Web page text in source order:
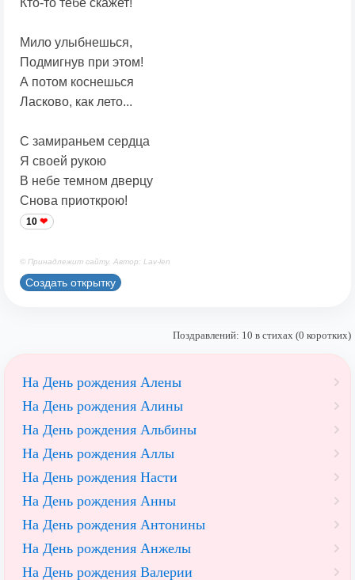
Кто-то тебе скажет!
Мило улыбнешься,
Подмигнув при этом!
А потом коснешься
Ласково, как лето...
С замираньем сердца
Я своей рукою
В небе темном дверцу
Снова приоткрою!
10
© Принадлежит сайту. Автор: Lav-len
Создать открытку
Поздравлений: 10 в стихах (0 коротких)
На День рождения Алены
На День рождения Алины
На День рождения Альбины
На День рождения Аллы
На День рождения Насти
На День рождения Анны
На День рождения Антонины
На День рождения Анжелы
На День рождения Валерии